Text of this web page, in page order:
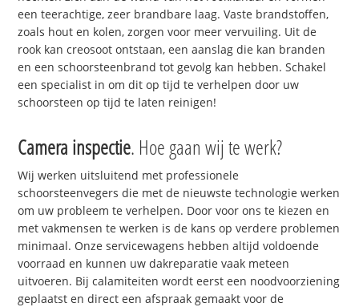
een teerachtige, zeer brandbare laag. Vaste brandstoffen,
zoals hout en kolen, zorgen voor meer vervuiling. Uit de
rook kan creosoot ontstaan, een aanslag die kan branden
en een schoorsteenbrand tot gevolg kan hebben. Schakel
een specialist in om dit op tijd te verhelpen door uw
schoorsteen op tijd te laten reinigen!
Camera inspectie. Hoe gaan wij te werk?
Wij werken uitsluitend met professionele
schoorsteenvegers die met de nieuwste technologie werken
om uw probleem te verhelpen. Door voor ons te kiezen en
met vakmensen te werken is de kans op verdere problemen
minimaal. Onze servicewagens hebben altijd voldoende
voorraad en kunnen uw dakreparatie vaak meteen
uitvoeren. Bij calamiteiten wordt eerst een noodvoorziening
geplaatst en direct een afspraak gemaakt voor de